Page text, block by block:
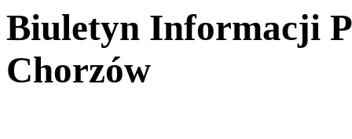
Biuletyn Informacji
Chorzów